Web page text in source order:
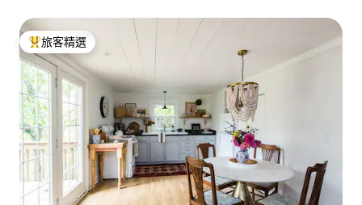
旅客精選榜首
旅客精選